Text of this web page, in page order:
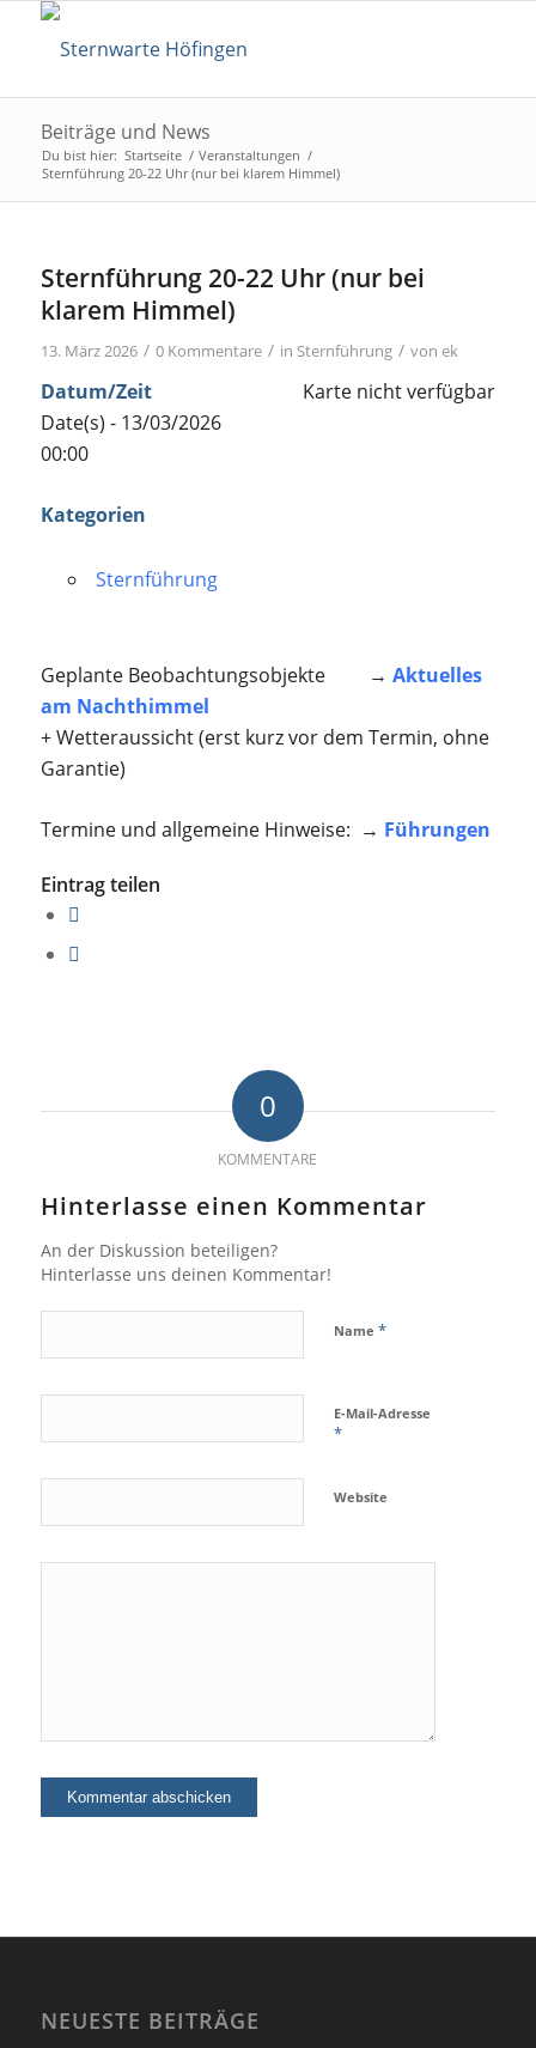
Beiträge und News
Du bist hier: Startseite / Veranstaltungen /
Sternführung 20-22 Uhr (nur bei klarem Himmel)
Sternführung 20-22 Uhr (nur bei
klarem Himmel)
13. März 2026 / 0 Kommentare / in Sternführung / von ek
Karte nicht verfügbar
Datum/Zeit
Date(s) - 13/03/2026
00:00
Kategorien
Sternführung
Geplante Beobachtungsobjekte → Aktuelles
am Nachthimmel
+ Wetteraussicht (erst kurz vor dem Termin, ohne
Garantie)
Termine und allgemeine Hinweise: → Führungen
Eintrag teilen
0
KOMMENTARE
Hinterlasse einen Kommentar
An der Diskussion beteiligen?
Hinterlasse uns deinen Kommentar!
Name *
E-Mail-Adresse
*
Website
NEUESTE BEITRÄGE